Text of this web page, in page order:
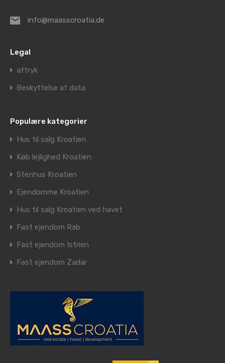
info@maasscroatia.de
Legal
aftryk
Beskyttelse af data
Populære kategorier
Hus til salg Kroatien
Køb lejlighed Kroatien
Stenhus Kroatien
Ejendomme Kroatien
Hus til salg Kroatien ved havet
Fast ejendom Rab
Fast ejendom Istrien
Fast ejendom Zadar